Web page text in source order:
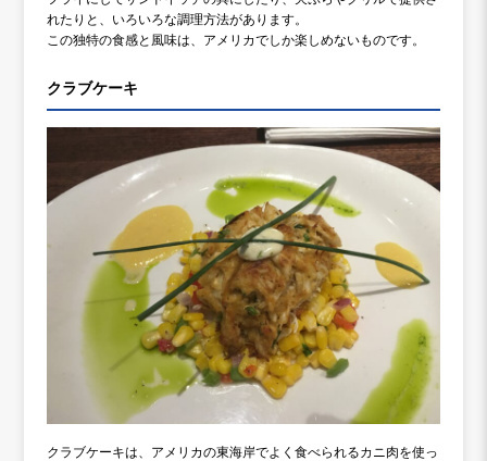
れたりと、いろいろな調理方法があります。
この独特の食感と風味は、アメリカでしか楽しめないものです。
クラブケーキ
クラブケーキは、アメリカの東海岸でよく食べられるカニ肉を使っ